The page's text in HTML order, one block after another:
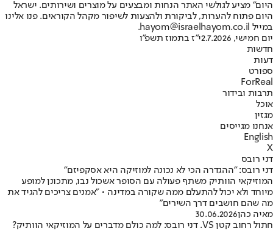
היום" מציע לגולשי האתר הנחות ומבצעים על מוצרים ושירותים. ישראל
היום פתוח להערות, לביקורת ולהצעות לשיפור מקהל הקוראים. פנו אלינו
במייל hayom@israelhayom.co.il.
יום חמישי, 2.7.2026
י"ז בתמוז תשפ"ו
חדשות
דעות
ספורט
ForReal
תרבות ובידור
אוכל
מגזין
אנחנו מגייסים
English
X
דני רובס
דני רובס: "ההגדרה הכי לא נכונה למוזיקה היא אסקפיזם"
המוזיקאי הוותיק משתף פעולה עם הסופר אשכול נבו, מתכונן למופע
מיוחד ולא יכול להתעלם ממה שקורה במדינה • "אמנים צריכים להגיד את
מה שהם חושבים דרך השירים"
מאיה כהן30.06.2026
חתול רחוב קטן VS. דני רובס: למה כולם מדברים על המוזיקאי הוותיק?